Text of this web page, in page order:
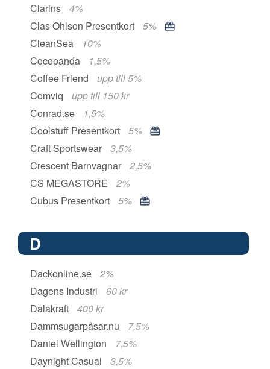
Clarins
4%
Clas Ohlson Presentkort
5%
CleanSea
10%
Cocopanda
1,5%
Coffee Friend
upp till 5%
Comviq
upp till 150 kr
Conrad.se
1,5%
Coolstuff Presentkort
5%
Craft Sportswear
3,5%
Crescent Barnvagnar
2,5%
CS MEGASTORE
2%
Cubus Presentkort
5%
D
Dackonline.se
2%
Dagens Industri
60 kr
Dalakraft
400 kr
Dammsugarpåsar.nu
7,5%
Daniel Wellington
7,5%
Daynight Casual
3,5%